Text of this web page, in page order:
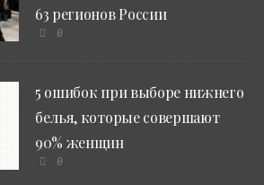
63 регионов России
0
5 ошибок при выборе нижнего
белья, которые совершают
90% женщин
0